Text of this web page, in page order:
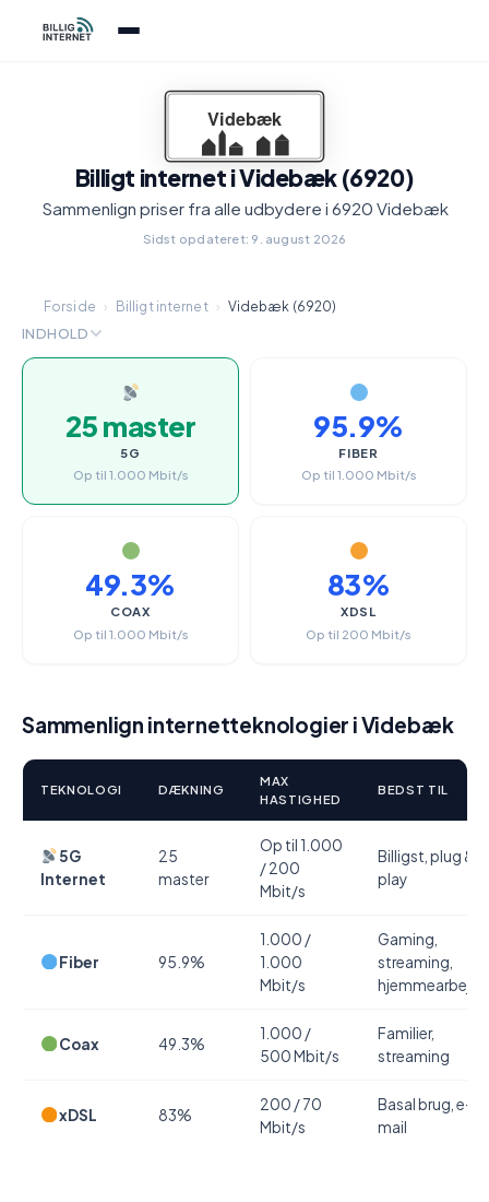
Billigt internet i Videbæk (6920)
Sammenlign priser fra alle udbydere i 6920 Videbæk
Sidst opdateret: 9. august 2026
Forside › Billigt internet › Videbæk (6920)
INDHOLD
25 master
5G
Op til 1.000 Mbit/s
95.9%
FIBER
Op til 1.000 Mbit/s
49.3%
COAX
Op til 1.000 Mbit/s
83%
XDSL
Op til 200 Mbit/s
Sammenlign internetteknologier i Videbæk
TEKNOLOGI DÆKNING
MAX
HASTIGHED
BEDST TIL
5G
Internet
25
master
Op til 1.000
/ 200
Mbit/s
Billigst, plug &
play
Fiber 95.9%
1.000 /
1.000
Mbit/s
Gaming,
streaming,
hjemmearbejde
Coax 49.3%
1.000 /
500 Mbit/s
Familier,
streaming
xDSL 83%
200 / 70
Mbit/s
Basal brug, e-
mail